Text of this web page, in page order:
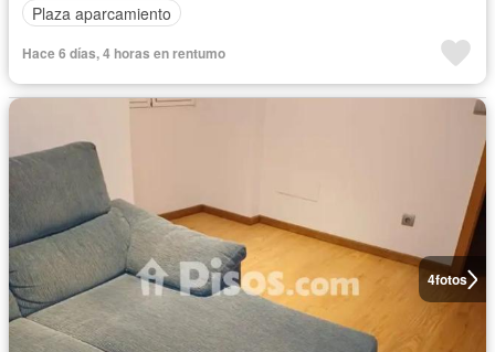
Plaza aparcamiento
Hace 6 días, 4 horas en rentumo
4fotos